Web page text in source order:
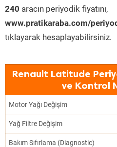
240 aracın periyodik fiyatını,
www.pratikaraba.com/
tıklayarak hesaplayabilirsiniz.
Renault Latitude
ve Kontrol
Motor Yağı Değişim
Yağ Filtre Değişim
Bakım Sıfırlama (Diagnostic)